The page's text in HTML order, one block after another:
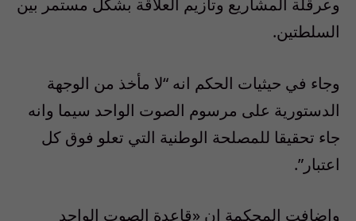
السلطتين.
وجاء في حيثيات الحكم انه “لا مأخذ من الوجهة
الدستورية على مرسوم الصوت الواحد سيما وانه
جاء تحقيقا للمصلحة الوطنية التي تعلو فوق كل
اعتبار”.
واضافت المحكمة ان «قاعدة الصوت الواحد